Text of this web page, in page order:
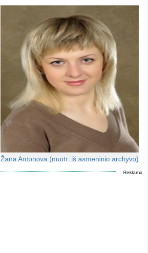
Žana Antonova (nuotr. iš asmeninio archyvo)
Reklama